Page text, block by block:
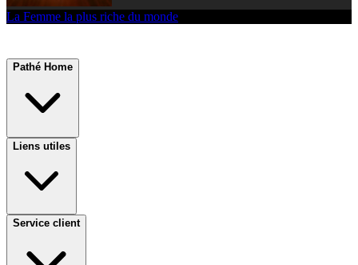
La Femme la plus riche du monde
Pathé Home
Liens utiles
Service client